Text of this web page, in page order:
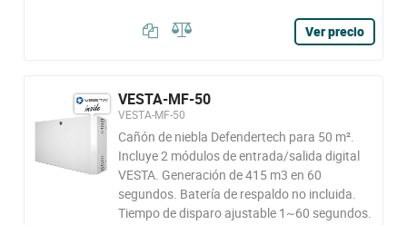
Ver precio
VESTA-MF-50
VESTA-MF-50
Cañón de niebla Defendertech para 50 m².
Incluye 2 módulos de entrada/salida digital
VESTA. Generación de 415 m3 en 60
segundos. Batería de respaldo no incluida.
Tiempo de disparo ajustable 1~60 segundos.